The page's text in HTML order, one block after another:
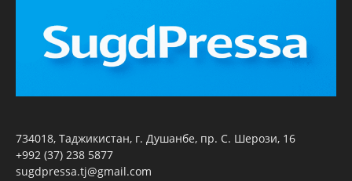
734018, Таджикистан, г. Душанбе, пр. С. Шерози, 16
+992 (37) 238 5877
sugdpressa.tj@gmail.com